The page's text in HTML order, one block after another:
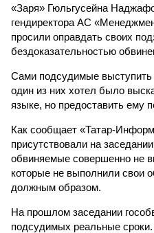
«Заря» Гюльгусейна
гендиректора АС
просили оправдать своих
бездоказательностью
Сами подсудимые выступить
один из них хотел было
языке, но предоставить ему
Как сообщает «Татар-
присутствовали на
обвиняемые совершенно не
которые не выполнили свои
должным образом.
На прошлом заседании
подсудимых реальные